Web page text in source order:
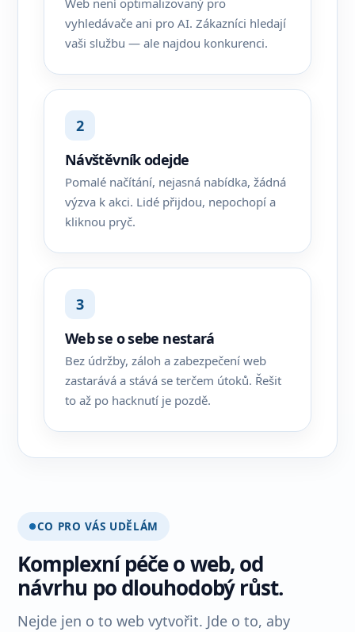
Web není optimalizovaný pro
vyhledávače ani pro AI. Zákazníci hledají
vaši službu — ale najdou konkurenci.
2
Návštěvník odejde
Pomalé načítání, nejasná nabídka, žádná
výzva k akci. Lidé přijdou, nepochopí a
kliknou pryč.
3
Web se o sebe nestará
Bez údržby, záloh a zabezpečení web
zastarává a stává se terčem útoků. Řešit
to až po hacknutí je pozdě.
CO PRO VÁS UDĚLÁM
Komplexní péče o web, od
návrhu po dlouhodobý růst.
Nejde jen o to web vytvořit. Jde o to, aby